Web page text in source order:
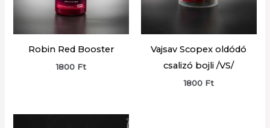
Robin Red Booster
1800 Ft
Vajsav Scopex oldódó
csalizó bojli /VS/
1800 Ft